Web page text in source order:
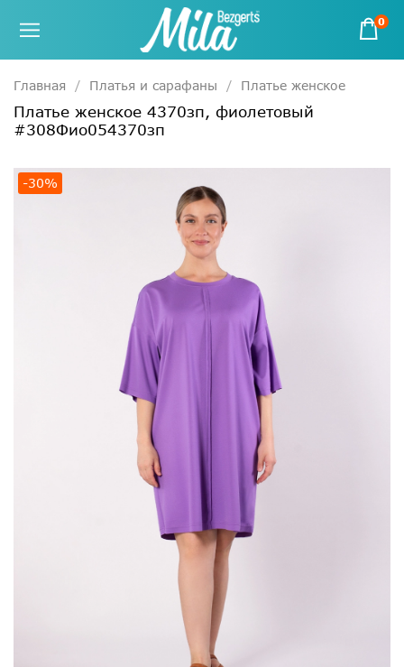
0
Главная Платья и сарафаны Платье женское
Платье женское 4370зп, фиолетовый
#308Фио054370зп
-30%